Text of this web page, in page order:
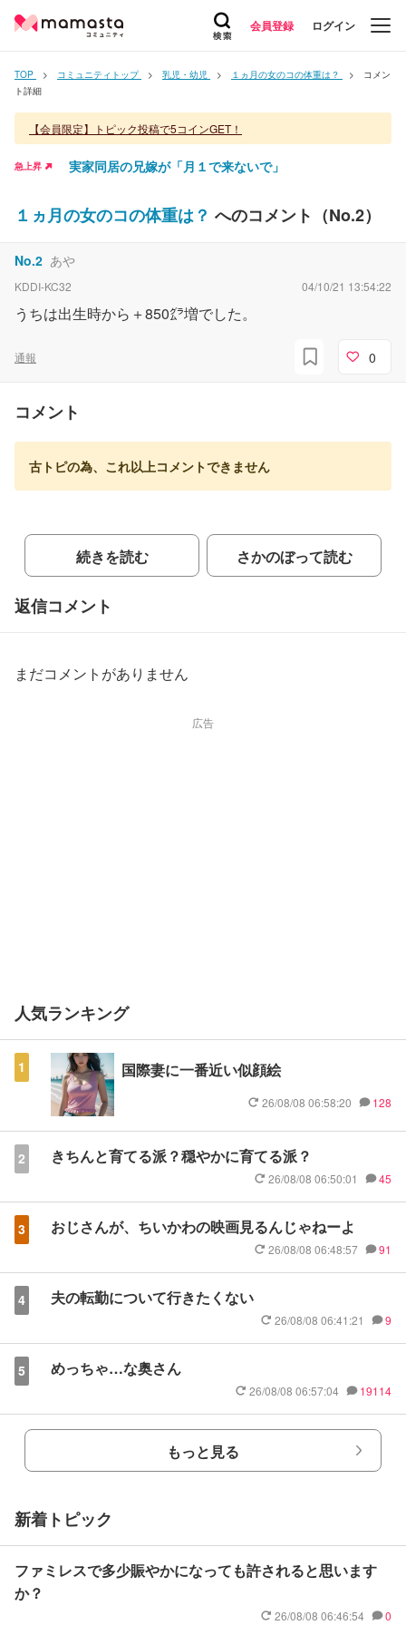
会員登録 ログイン
TOP コミュニティトップ 乳児・幼児 １ヵ月の女のコの体重は？
コメン
ト詳細
【会員限定】トピック投稿で5コインGET！
急上昇 実家同居の兄嫁が「月１で来ないで」
１ヵ月の女のコの体重は？ へのコメント（No.2）
No.2 あや
KDDI-KC32 04/10/21 13:54:22
うちは出生時から＋850㌘増でした。
通報 0
コメント
古トピの為、これ以上コメントできません
続きを読む さかのぼって読む
返信コメント
まだコメントがありません
広告
人気ランキング
1 国際妻に一番近い似顔絵
26/08/08 06:58:20 128
2 きちんと育てる派？穏やかに育てる派？
26/08/08 06:50:01 45
3 おじさんが、ちいかわの映画見るんじゃねーよ
26/08/08 06:48:57 91
4 夫の転勤について行きたくない
26/08/08 06:41:21 9
5 めっちゃ…な奥さん
26/08/08 06:57:04 19114
もっと見る
新着トピック
ファミレスで多少賑やかになっても許されると思います
か？
26/08/08 06:46:54 0